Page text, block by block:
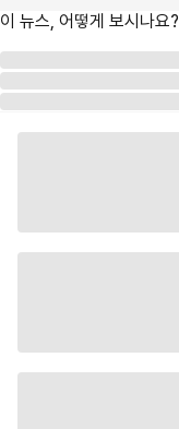
이 뉴스, 어떻게 보시나요?